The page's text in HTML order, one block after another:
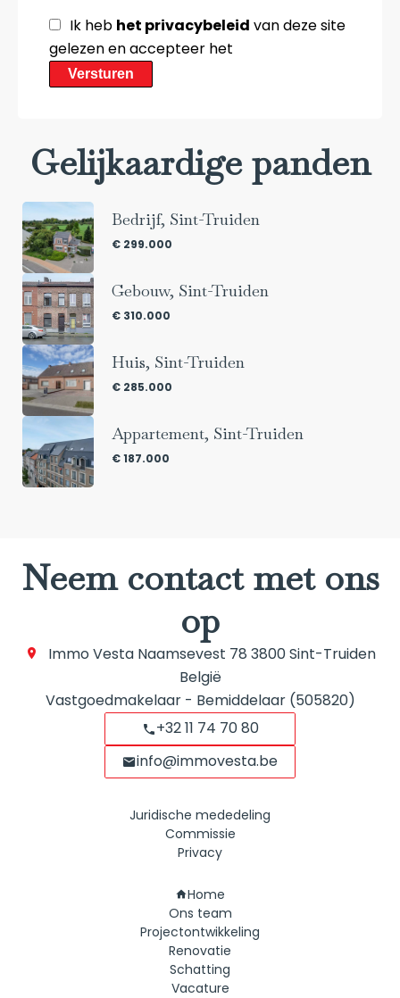
Ik heb het privacybeleid van deze site
gelezen en accepteer het
Versturen
Gelijkaardige panden
Bedrijf, Sint-Truiden
€ 299.000
Gebouw, Sint-Truiden
€ 310.000
Huis, Sint-Truiden
€ 285.000
Appartement, Sint-Truiden
€ 187.000
Neem contact met ons
op
Immo VestaNaamsevest 78 3800Sint-Truiden
België
Vastgoedmakelaar - Bemiddelaar (505820)
+32 11 74 70 80
info@immovesta.be
Juridische mededeling
Commissie
Privacy
Home
Ons team
Projectontwikkeling
Renovatie
Schatting
Vacature